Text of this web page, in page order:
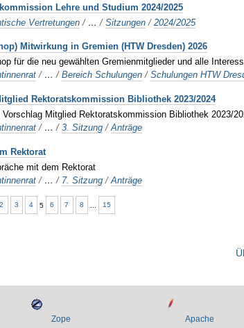
Lehre und Studium 2024/2025
Vertretungen / …/Sitzungen /2024/2025
Mitwirkung in Gremien (HTW Dresden) 2026
für die neu gewählten Gremienmitglieder und alle
/ …/Bereich Schulungen /Schulungen HTW
Rektoratskommission Bibliothek 2023/2024
Vorschlag Mitglied Rektoratskommission Bibliothek 2023/
/ …/3. Sitzung /Anträge
Rektorat
mit dem Rektorat
/ …/ 7. Sitzung /Anträge
2 3 4 5 6 7 8 15
Zope Apache